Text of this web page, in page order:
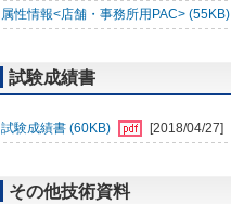
属性情報<店舗・事務所用PAC> (55KB)
試験成績書
試験成績書 (60KB) [2018/04/27]
その他技術資料